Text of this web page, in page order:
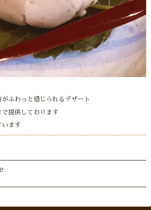
ふわっと感じられるデザート
提供しております
います